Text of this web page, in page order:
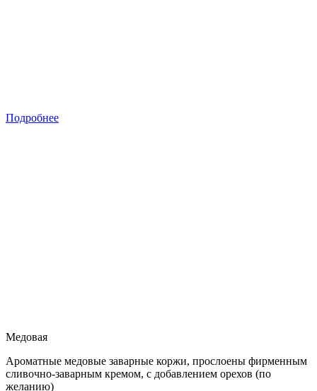
Подробнее
Медовая
Ароматные медовые заварные коржи, прослоены фирменным
сливочно-заварным кремом, с добавлением орехов (по
желанию)